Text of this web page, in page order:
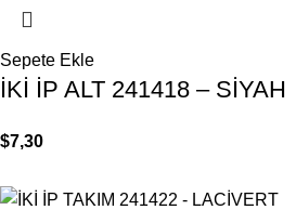
Sepete Ekle
İKİ İP ALT 241418 – SİYAH
$7,30